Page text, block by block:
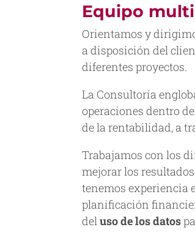
Equipo
Orientamos y
a disposición del
diferentes proyectos.
La Consultoría
operaciones dentro
de la rentabilidad, a
Trabajamos con los
mejorar los
tenemos experiencia
planificación
deluso de los datos